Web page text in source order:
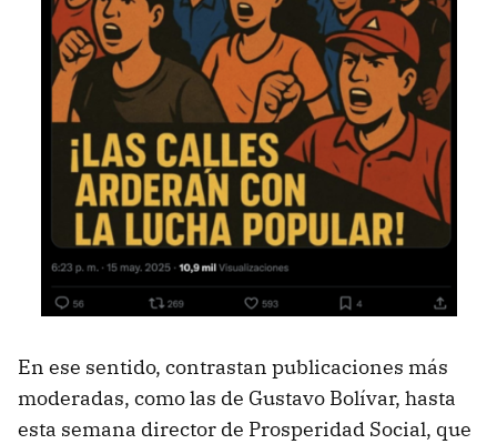
En ese sentido, contrastan publicaciones más
moderadas, como las de Gustavo Bolívar, hasta
esta semana director de Prosperidad Social, que